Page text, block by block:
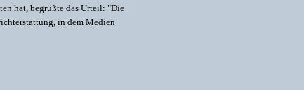
hat, begrüßte das Urteil: "Die
in dem Medien